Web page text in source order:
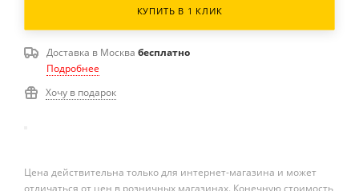
КУПИТЬ В 1 КЛИК
Доставка в Москва бесплатно
Подробнее
Хочу в подарок
Цена действительна только для интернет-магазина и может